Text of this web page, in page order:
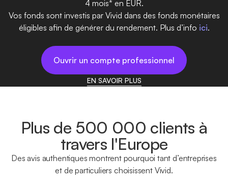
4 mois* en EUR.
Vos fonds sont investis par Vivid dans des fonds monétaires
éligibles afin de générer du rendement. Plus d’info ici.
Ouvrir un compte professionnel
EN SAVOIR PLUS
Plus de 500 000 clients à
travers l'Europe
Des avis authentiques montrent pourquoi tant d’entreprises
et de particuliers choisissent Vivid.